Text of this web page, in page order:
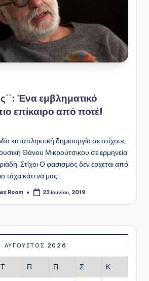
Ένα εμβληματικό
επίκαιρο από ποτέ!
καταπληκτική δημιουργία σε στίχους
Θάνου Μικρούτσικου σε ερμηνεία
Στίχοι Ο φασισμός δεν έρχεται από
τάχα κάτι να μας…
Room 23 Ιουνίου, 2019
ΑΎΓΟΥΣΤΟΣ 2026
Τ Π Π Σ Κ